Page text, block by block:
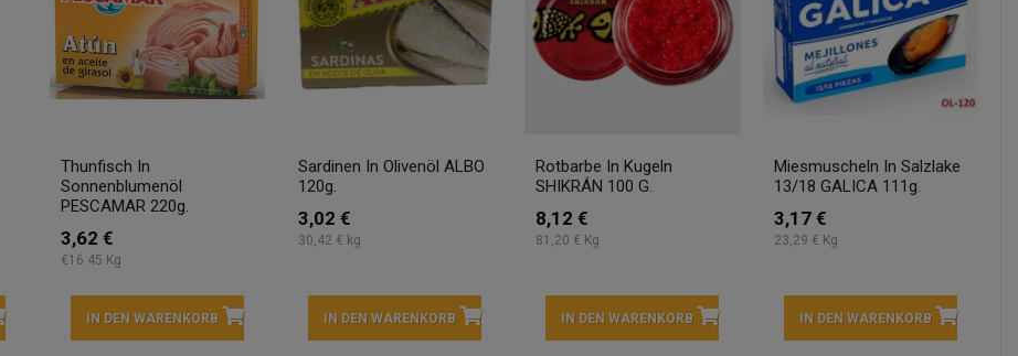
Thunfisch In
Sonnenblumenöl
PESCAMAR 220g.
3,62 €
€16.45 Kg
IN DEN WARENKORB
Sardinen In Olivenöl ALBO
120g.
3,02 €
30,42 € kg
IN DEN WARENKORB
Rotbarbe In Kugeln
SHIKRÁN 100 G.
8,12 €
81,20 € Kg
IN DEN WARENKORB
Miesmuscheln In Salzlake
13/18 GALICA 111g.
3,17 €
23,29 € Kg
IN DEN WARENKORB